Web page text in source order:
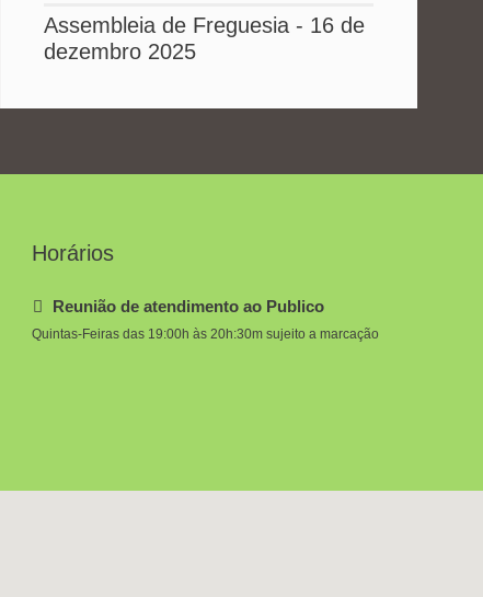
Assembleia de Freguesia - 16 de
dezembro 2025
Horários
Reunião de atendimento ao Publico
Quintas-Feiras das 19:00h às 20h:30m sujeito a marcação